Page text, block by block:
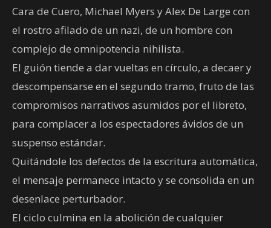
Cara de Cuero, Michael Myers y Alex De Large con
el rostro afilado de un nazi, de un hombre con
complejo de omnipotencia nihilista.
El guión tiende a dar vueltas en círculo, a decaer y
descompensarse en el segundo tramo, fruto de las
compromisos narrativos asumidos por el libreto,
para complacer a los espectadores ávidos de un
suspenso estándar.
Quitándole los defectos de la escritura automática,
el mensaje permanece intacto y se consolida en un
desenlace perturbador.
El ciclo culmina en la abolición de cualquier